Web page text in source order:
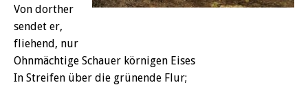
Von dorther
sendet er,
fliehend, nur
Ohnmächtige Schauer körnigen Eises
In Streifen über die grünende Flur;